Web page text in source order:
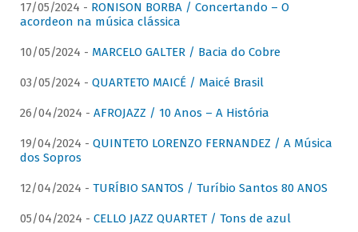
17/05/2024 - RONISON BORBA / Concertando – O
acordeon na música clássica
10/05/2024 - MARCELO GALTER / Bacia do Cobre
03/05/2024 - QUARTETO MAICÉ / Maicé Brasil
26/04/2024 - AFROJAZZ / 10 Anos – A História
19/04/2024 - QUINTETO LORENZO FERNANDEZ / A Música
dos Sopros
12/04/2024 - TURÍBIO SANTOS / Turíbio Santos 80 ANOS
05/04/2024 - CELLO JAZZ QUARTET / Tons de azul